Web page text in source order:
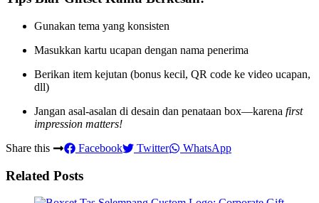
Gunakan tema yang konsisten
Masukkan kartu ucapan dengan nama penerima
Berikan item kejutan (bonus kecil, QR code ke video ucapan,
dll)
Jangan asal-asalan di desain dan penataan box—karena first
impression matters!
Share this
Facebook Twitter WhatsApp
Related Posts